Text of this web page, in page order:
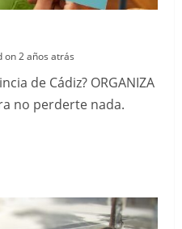
on 2 años atrás
de Cádiz? ORGANIZA
no perderte nada.